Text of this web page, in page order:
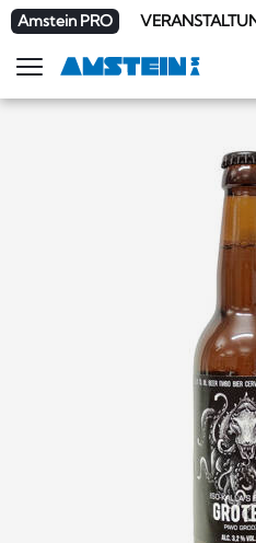
Amstein PRO
FR
Navigation
zeigen